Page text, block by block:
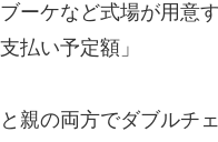
ーケなど式場が用意
払い予定額」
親の両方でダブルチ